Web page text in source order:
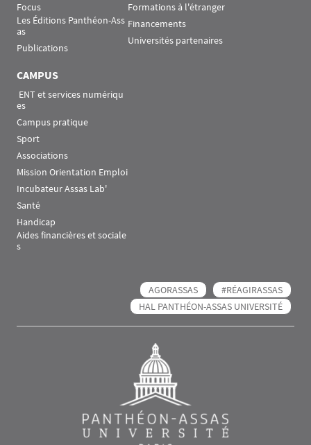
Focus
Les Éditions Panthéon-Ass
as
Publications
Formations à l'étranger
Financements
Universités partenaires
CAMPUS
es
Campus pratique
Sport
Associations
Mission Orientation Emploi
Incubateur Assas Lab'
Santé
Handicap
Aides financières et sociale
s
AGORASSAS
#RÉAGIRASSAS
HAL PANTHÉON-ASSAS UNIVERSITÉ